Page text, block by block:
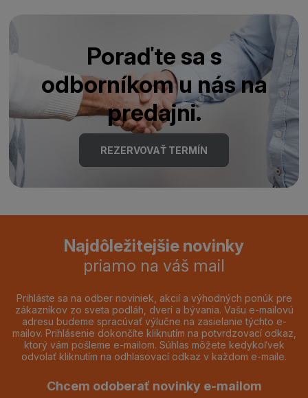
Poraďte sa s
odborníkom u nás na
predajni.
REZERVOVAŤ TERMÍN
Najdôležitejšie novinky
priamo na váš mail
Prihláste sa na odber noviniek, akcií a výhodných ponúk pre
zákazníkov zo sveta podláh, dverí a bývania. Vašu e-mailovú
adresu budeme spracúvať výlučne na zasielanie týchto e-
mailov. Prihlásenie dokončíte kliknutím na potvrdzovací odkaz,
ktorý vám pošleme e-mailom. Súhlas môžete kedykoľvek
odvolať kliknutím na odhlasovací odkaz v každom e-maile.
Chcem odoberať novinky e-mailom